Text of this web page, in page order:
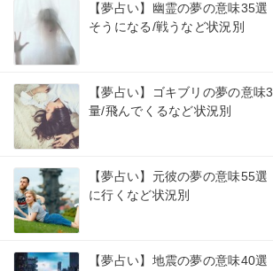
【夢占い】幽霊の夢の意味35
そうになる/戦うなど状況別
【夢占い】ゴキブリの夢の意
量/飛んでくるなど状況別
【夢占い】元彼の夢の意味55
に行くなど状況別
【夢占い】地震の夢の意味40